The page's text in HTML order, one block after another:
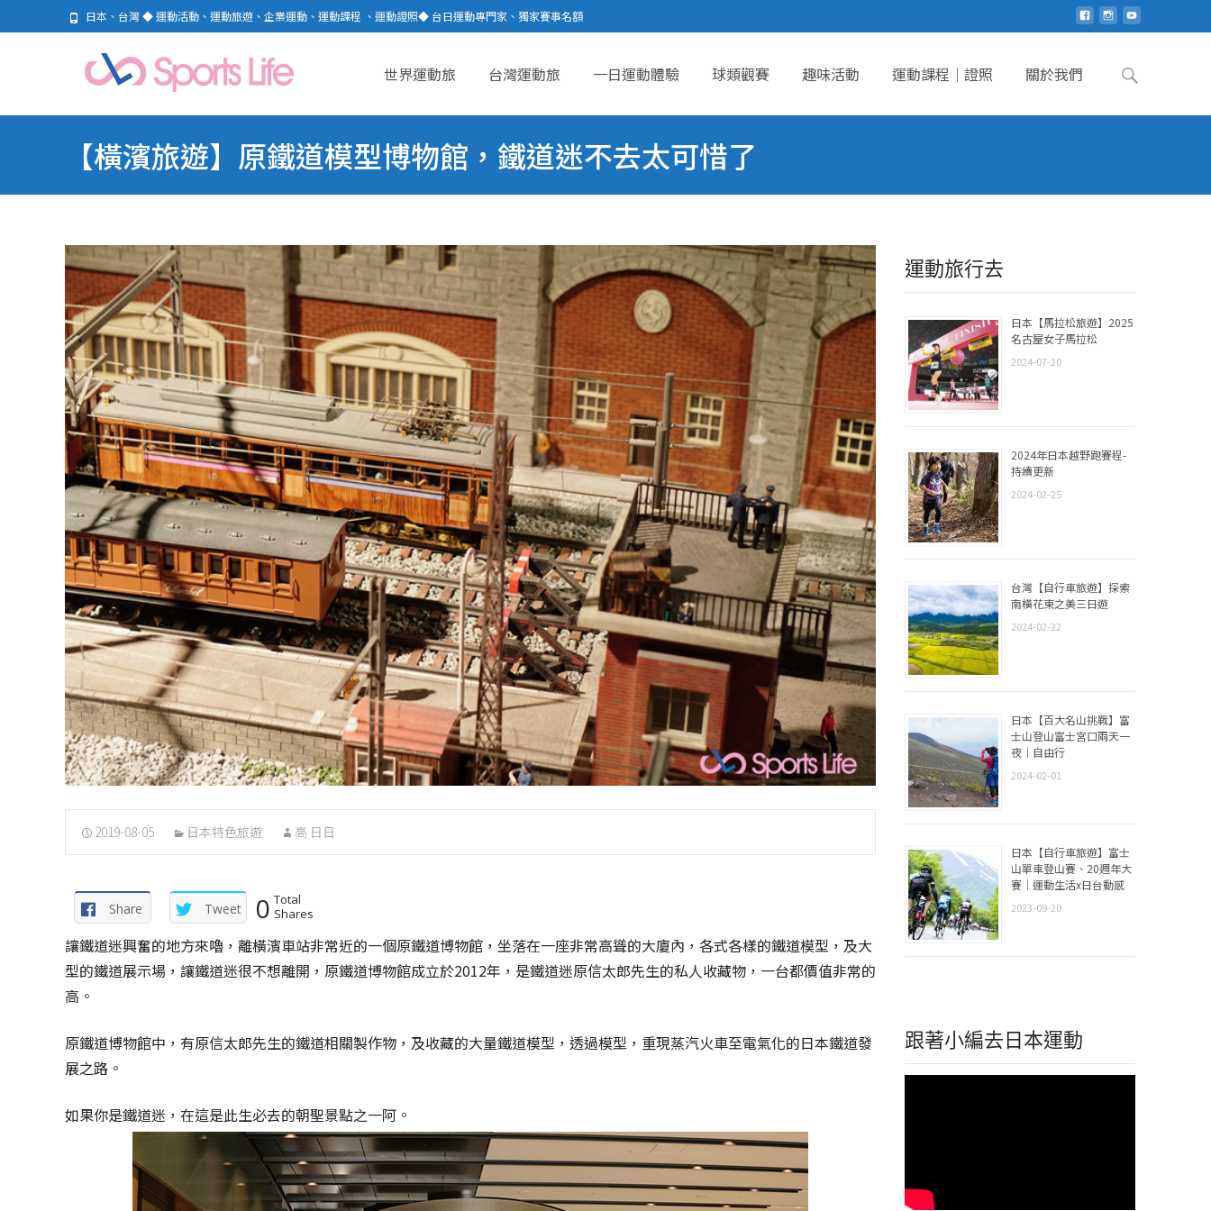
日本、台灣 ◆ 運動活動、運動旅遊、企業運動、運動課程 、運動證照◆ 台日運動專門家、獨家賽事名額
世界運動旅 台灣運動旅 一日運動體驗 球類觀賽 趣味活動 運動課程｜證照 關於我們
Search
【橫濱旅遊】原鐵道模型博物館，鐵道迷不去太可惜了
2019-08-05 日本特色旅遊 高 日日
Share Tweet 0 Total
Shares
讓鐵道迷興奮的地方來嚕，離橫濱車站非常近的一個原鐵道博物館，坐落在一座非常高聳的大廈內，各式各樣的鐵道模型，及大
型的鐵道展示場，讓鐵道迷很不想離開，原鐵道博物館成立於2012年，是鐵道迷原信太郎先生的私人收藏物，一台都價值非常的
高。
原鐵道博物館中，有原信太郎先生的鐵道相關製作物，及收藏的大量鐵道模型，透過模型，重現蒸汽火車至電氣化的日本鐵道發
展之路。
如果你是鐵道迷，在這是此生必去的朝聖景點之一阿。
運動旅行去
日本【馬拉松旅遊】2025
名古屋女子馬拉松
2024-07-20
2024年日本越野跑賽程-
持續更新
2024-02-25
台灣【自行車旅遊】探索
南橫花東之美三日遊
2024-02-22
日本【百大名山挑戰】富
士山登山富士宮口兩天一
夜｜自由行
2024-02-01
日本【自行車旅遊】富士
山單車登山賽、20週年大
賽｜運動生活x日台動感
2023-09-20
跟著小編去日本運動